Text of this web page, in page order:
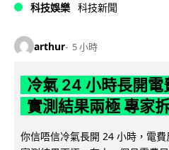
科技娛樂 科技新聞
arthur 5 小時
冷氣 24 小時長開電
實測結果兩極 專家
你信唔信冷氣長開 24 小時，電